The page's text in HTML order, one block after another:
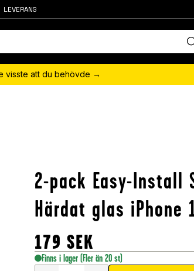
visste att du behövde →
2-pack Easy-Install
Härdat glas iPhone
179 SEK
Finns i lager (Fler än 20 st)